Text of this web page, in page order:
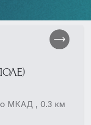
МКАД , 0.3 км